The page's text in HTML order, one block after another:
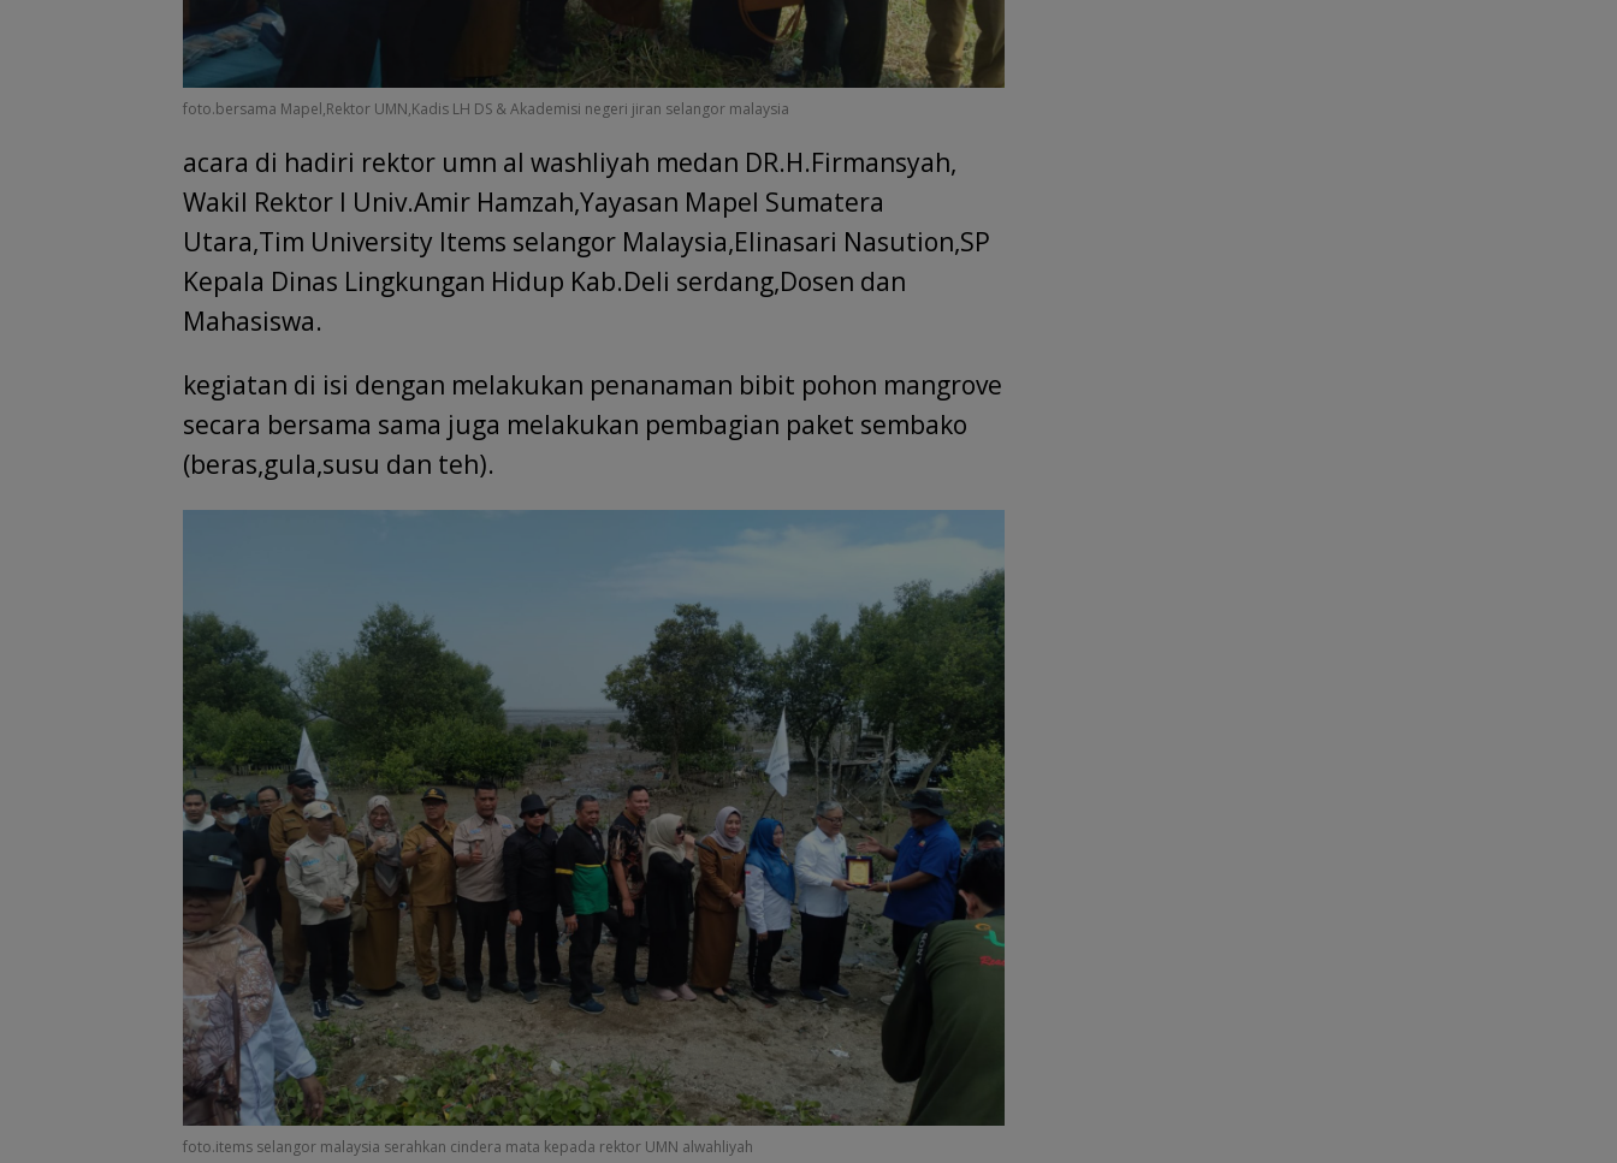
foto.bersama Mapel,Rektor UMN,Kadis LH DS & Akademisi negeri jiran selangor malaysia
acara di hadiri rektor umn al washliyah medan DR.H.Firmansyah,
Wakil Rektor I Univ.Amir Hamzah,Yayasan Mapel Sumatera
Utara,Tim University Items selangor Malaysia,Elinasari Nasution,SP
Kepala Dinas Lingkungan Hidup Kab.Deli serdang,Dosen dan
Mahasiswa.
kegiatan di isi dengan melakukan penanaman bibit pohon mangrove
secara bersama sama juga melakukan pembagian paket sembako
(beras,gula,susu dan teh).
foto.items selangor malaysia serahkan cindera mata kepada rektor UMN alwahliyah